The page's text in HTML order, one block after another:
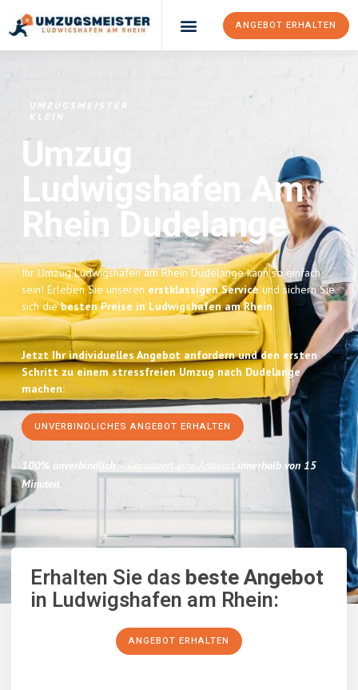
ANGEBOT ERHALTEN
UMZUGSMEISTER
KLEIN
Umzug
Ludwigshafen Am
Rhein Dudelange
Ihr Umzug Ludwigshafen am Rhein Dudelange kann so einfach
sein! Erleben Sie unseren erstklassigen Service und sichern Sie
sich diebesten Preise in Ludwigshafen am Rhein.
Jetzt Ihr individuelles Angebot anfordern und den ersten
Schritt zu einem stressfreien Umzug nach Dudelange
machen:
UNVERBINDLICHES ANGEBOT ERHALTEN
100% unverbindlich – Garantiert eine Antwort
innerhalb von 15
Minuten.
Erhalten Sie dasbeste Angebot
in Ludwigshafen am Rhein:
ANGEBOT ERHALTEN